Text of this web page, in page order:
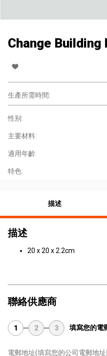
Change Building
生產所需時間:
性别:
主要材料:
適用年齡:
特色:
描述
描述
20 x 20 x 2.2cm
聯絡供應商
1 2 3 填寫您的電
電郵地址(填寫您的公司電郵地